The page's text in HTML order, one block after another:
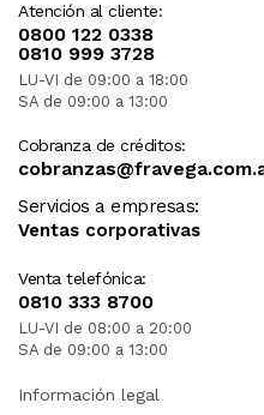
Atención al cliente:
0800 122 0338
0810 999 3728
LU-VI de 09:00 a 18:00
SA de 09:00 a 13:00
Cobranza de créditos:
Servicios a empresas:
Ventas corporativas
Venta telefónica:
0810 333 8700
LU-VI de 08:00 a 20:00
SA de 09:00 a 13:00
Información legal